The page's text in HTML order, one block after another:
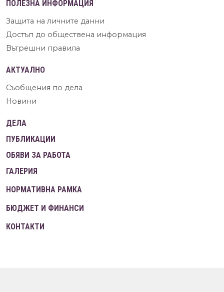
ПОЛЕЗНА ИНФОРМАЦИЯ
Защита на личните данни
Достъп до обществена информация
Вътрешни правила
АКТУАЛНО
Съобщения по дела
Новини
ДЕЛА
ПУБЛИКАЦИИ
ОБЯВИ ЗА РАБОТА
ГАЛЕРИЯ
НОРМАТИВНА РАМКА
БЮДЖЕТ И ФИНАНСИ
КОНТАКТИ